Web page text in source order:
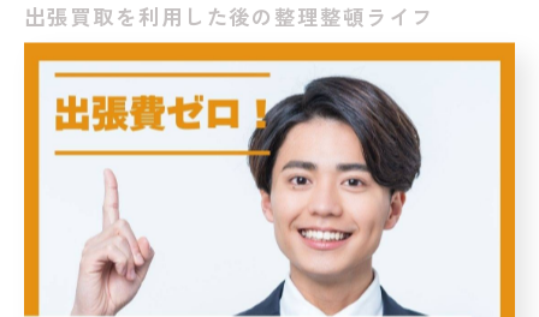
出張買取を利用した後の整理整頓ライフ
出張買取サービスを利用した後は、整理整頓ライフが一
段と充実します。不要な物を手放すことで、まずは自宅
のスペースが広がり、心理的にもスッキリとした気持ち
になります。出張買取をお願いすると、専門の査定士が
自宅に来て、手軽に買取可能な品を見定めてくれるた
め、効率的に整理が進みます。 また、買取を通じて思い
出の品など、かつて大切にしていた物の価値を再確認で